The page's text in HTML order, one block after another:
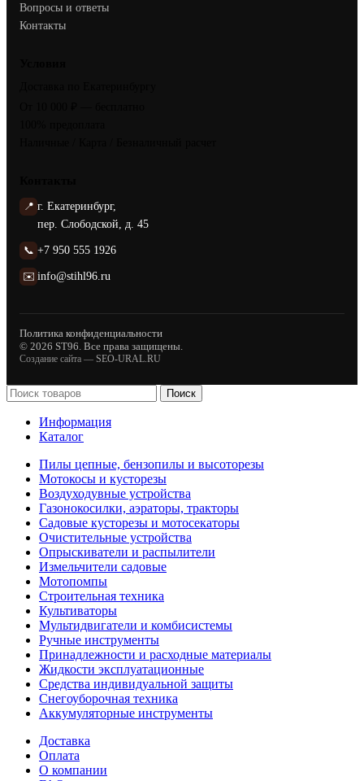
Вопросы и ответы
Контакты
📍 г. Екатеринбург,
пер. Слободской, д. 45
📞 +7 950 555 1926
✉️ info@stihl96.ru
Политика конфиденциальности
© 2026 ST96. Все права защищены.
Создание сайта — SEO-URAL.RU
Поиск
Информация
Каталог
Пилы цепные, бензопилы и высоторезы
Мотокосы и кусторезы
Воздуходувные устройства
Газонокосилки, аэраторы, тракторы
Садовые кусторезы и мотосекаторы
Очистительные устройства
Опрыскиватели и распылители
Измельчители садовые
Мотопомпы
Строительная техника
Культиваторы
Мультидвигатели и комбисистемы
Ручные инструменты
Принадлежности и расходные материалы
Жидкости эксплуатационные
Средства индивидуальной защиты
Снегоуборочная техника
Аккумуляторные инструменты
Доставка
Оплата
О компании